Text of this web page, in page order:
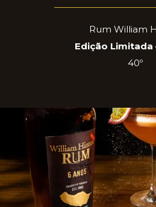
Rum William
Edição Limitada
40º